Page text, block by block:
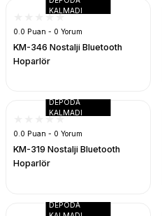
KALMADI
0.0 Puan - 0 Yorum
KM-346 Nostalji Bluetooth
Hoparlör
DEPODA
KALMADI
0.0 Puan - 0 Yorum
KM-319 Nostalji Bluetooth
Hoparlör
DEPODA